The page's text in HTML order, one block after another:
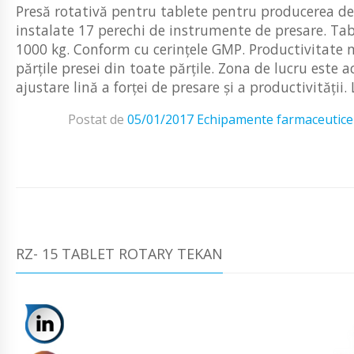
Presă rotativă pentru tablete pentru producerea
instalate 17 perechi de instrumente de presare.
1000 kg. Conform cu cerințele GMP.
părțile presei din toate părțile. Zona de lucru este
ajustare lină a forței de presare și a productivității.
Postat de 05/01/2017 Echipamente farmaceutice
RZ- 15 TABLET ROTARY TEKAN